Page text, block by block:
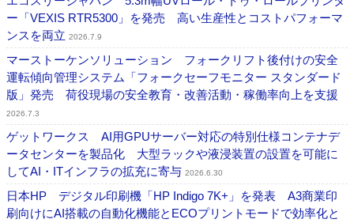
ー「VEXIS RTR5300」を発売 高い生産性とコストパフォーマ
ンスを両立 2026.7.9
マーストーケンソリューション フォークリフト後付けの安全
運転傾向管理システム「フォークセーフモニター スタンダード
版」発売 荷役現場の安全教育・改善活動・稼働率向上を支援
2026.7.3
ゲットワークス AI用GPUサーバー対応の特別仕様コンテナデ
ータセンターを製品化 大型ラックや液浸装置の設置を可能に
してAI・ITインフラの拡充に寄与 2026.6.30
日本HP デジタル印刷機「HP Indigo 7K+」を発表 A3商業印
刷向けにAI搭載の自動化機能とECOプリントモードで効率化と